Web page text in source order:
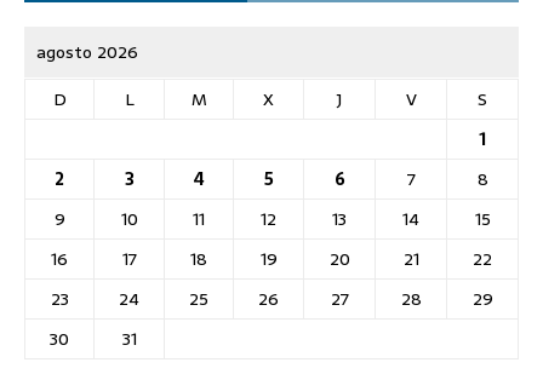
agosto 2026
D
L M X J V
S
1
2
3 4 5 6 7
8
9
10 11 12 13 14
15
16
17 18 19 20 21
22
23
24 25 26 27 28
29
30
31